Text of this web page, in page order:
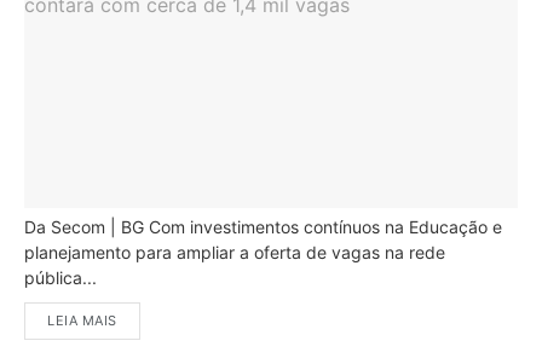
Da Secom | BG Com investimentos contínuos na Educação e
planejamento para ampliar a oferta de vagas na rede
pública...
LEIA MAIS